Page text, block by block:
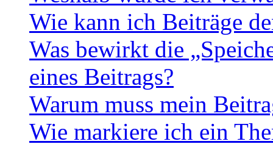
Wie kann ich Beiträge
Was bewirkt die
eines Beitrags?
Warum muss mein
Wie markiere ich ein